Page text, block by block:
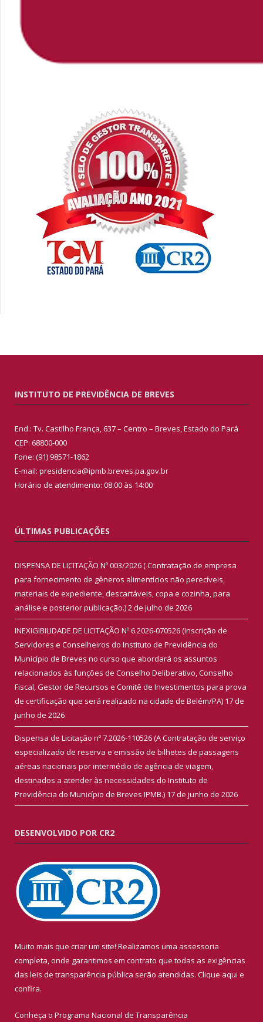
INSTITUTO DE PREVIDÊNCIA DE BREVES
End.: Tv. Castilho França, 637 – Centro – Breves, Estado do Pará
CEP: 68800-000
Fone: (91) 98571-1862
E-mail: presidencia@ipmb.breves.pa.gov.br
Horário de atendimento: 08:00 às 14:00
ÚLTIMAS PUBLICAÇÕES
DISPENSA DE LICITAÇÃO Nº 003/2026 ( Contratação de empresa
para fornecimento de gêneros alimentícios não perecíveis,
materiais de expediente, descartáveis, copa e cozinha, para
análise e posterior publicação.)2 de julho de 2026
INEXIGIBILIDADE DE LICITAÇÃO Nº 6.2026-070526 (Inscrição de
Servidores e Conselheiros do Instituto de Previdência do
Município de Breves no curso que abordará os assuntos
relacionados às funções de Conselho Deliberativo, Conselho
Fiscal, Gestor de Recursos e Comitê de Investimentos para prova
de certificação que será realizado na cidade de Belém/PA) 17 de
junho de 2026
Dispensa de Licitação nº 7.2026-110526 (A Contratação de serviço
especializado de reserva e emissão de bilhetes de passagens
aéreas nacionais por intermédio de agência de viagem,
destinados a atender às necessidades do Instituto de
Previdência do Município de Breves IPMB.) 17 de junho de 2026
DESENVOLVIDO POR CR2
Muito mais que criar um site! Realizamos uma assessoria
completa, onde garantimos em contrato que todas as exigências
das leis de transparência pública serão atendidas. Clique aqui e
confira.
Conheça o Programa Nacional de Transparência